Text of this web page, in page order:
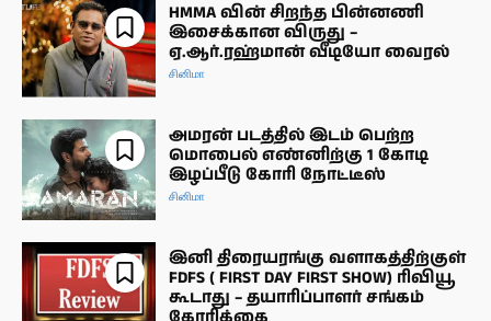
HMMA வின் சிறந்த பின்னணி
இசைக்கான விருது –
ஏ.ஆர்.ரஹ்மான் வீடியோ வைரல்
சினிமா
அமரன் படத்தில் இடம் பெற்ற
மொபைல் எண்னிற்கு 1 கோடி
இழப்பீடு கோரி நோட்டீஸ்
சினிமா
இனி திரையரங்கு வளாகத்திற்குள்
FDFS ( FIRST DAY FIRST SHOW) ரிவியூ
கூடாது – தயாரிப்பாளர் சங்கம்